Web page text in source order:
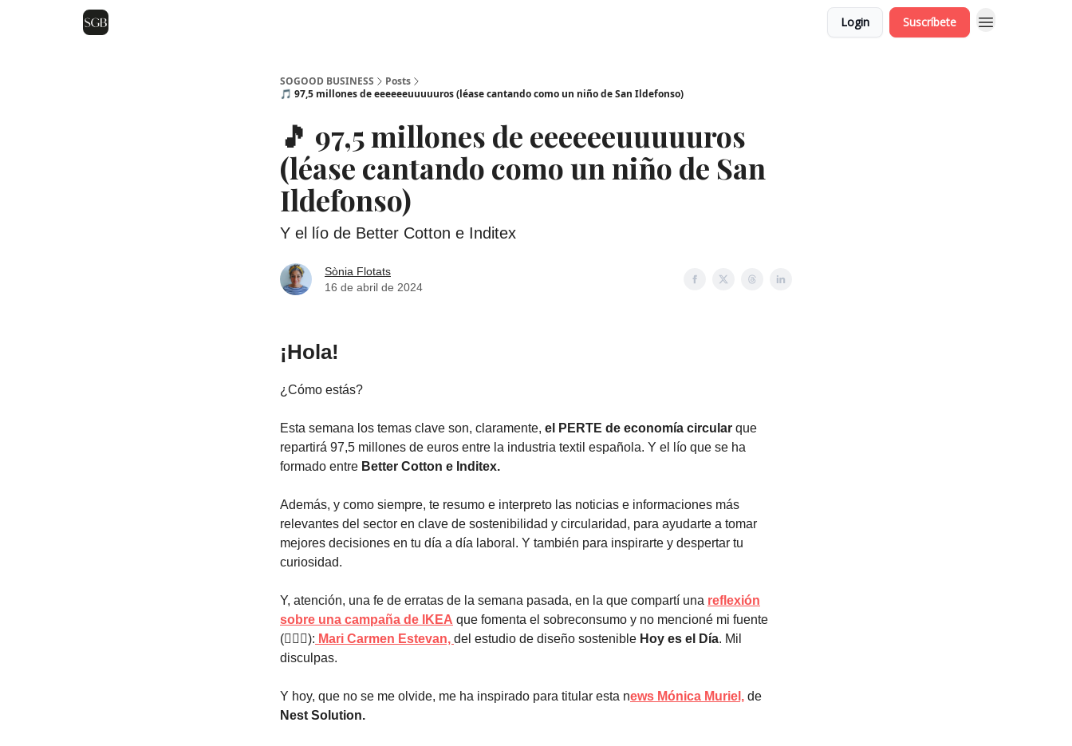
Login Suscríbete
SOGOOD BUSINESS
Posts
🎵 97,5 millones de eeeeeeuuuuuros (léase cantando como un niño de San Ildefonso)
🎵 97,5 millones de eeeeeeuuuuuros
(léase cantando como un niño de San
Ildefonso)
Y el lío de Better Cotton e Inditex
Sònia Flotats
16 de abril de 2024
¡Hola!
¿Cómo estás?
Esta semana los temas clave son, claramente, el PERTE de economía circular que
repartirá 97,5 millones de euros entre la industria textil española. Y el lío que se ha
formado entre Better Cotton e Inditex.
Además, y como siempre, te resumo e interpreto las noticias e informaciones más
relevantes del sector en clave de sostenibilidad y circularidad, para ayudarte a tomar
mejores decisiones en tu día a día laboral. Y también para inspirarte y despertar tu
curiosidad.
Y, atención, una fe de erratas de la semana pasada, en la que compartí una reflexión
sobre una campaña de IKEA que fomenta el sobreconsumo y no mencioné mi fuente
(🤦🏽‍♀️): Mari Carmen Estevan, del estudio de diseño sostenible Hoy es el Día. Mil
disculpas.
Y hoy, que no se me olvide, me ha inspirado para titular esta news Mónica Muriel, de
Nest Solution.